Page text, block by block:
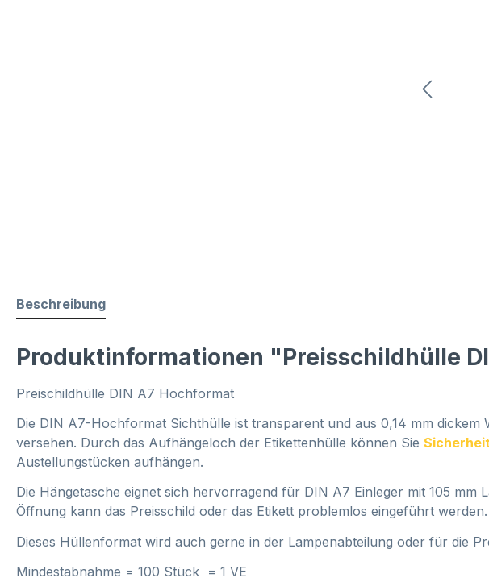
Beschreibung
Produktinformationen "Preisschildhülle
Preischildhülle DIN A7 Hochformat
Die DIN A7-Hochformat Sichthülle ist transparent und aus 0,14 mm
versehen. Durch das Aufhängeloch der Etikettenhülle können Sie
Austellungstücken aufhängen.
Die Hängetasche eignet sich hervorragend für DIN A7 Einleger mit 105
Öffnung kann das Preisschild oder das Etikett problemlos eingeführt werden.
Dieses Hüllenformat wird auch gerne in der Lampenabteilung oder für die
Mindestabnahme = 100 Stück = 1 VE